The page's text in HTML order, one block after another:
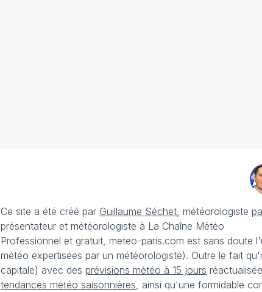
Ce site a été créé par Guillaume Séchet , météorologiste
présentateur et météorologiste à La Chaîne Météo
Professionnel et gratuit, meteo-paris.com est sans doute
météo expertisées par un météorologiste). Outre le fait
capitale) avec des prévisions météo à 15 jours
tendances météo saisonnières , ainsi qu'une formidable